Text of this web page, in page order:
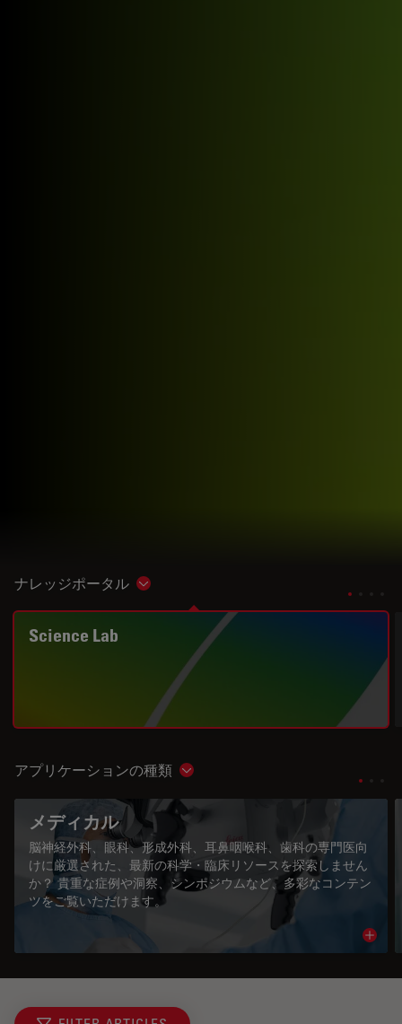
ナレッジポータル Show subnavigation
Science Lab
アプリケーションの種類 Show subnavigation
メディカル
脳神経外科、眼科、形成外科、耳鼻咽喉科、歯科の専門医向
けに厳選された、最新の科学・臨床リソースを探索しません
か？ 貴重な症例や洞察、シンポジウムなど、多彩なコンテン
ツをご覧いただけます。